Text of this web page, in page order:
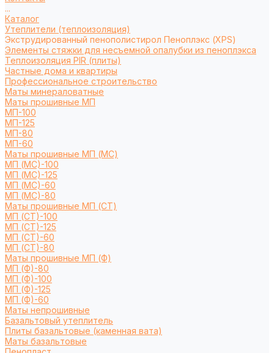
...
Каталог
Утеплители (теплоизоляция)
Экструдированный пенополистирол Пеноплэкс (XPS)
Элементы стяжки для несъемной опалубки из пеноплэкса
Теплоизоляция PIR (плиты)
Частные дома и квартиры
Профессиональное строительство
Маты минераловатные
Маты прошивные МП
МП-100
МП-125
МП-80
МП-60
Маты прошивные МП (МС)
МП (МС)-100
МП (МС)-125
МП (МС)-60
МП (МС)-80
Маты прошивные МП (СТ)
МП (СТ)-100
МП (СТ)-125
МП (СТ)-60
МП (СТ)-80
Маты прошивные МП (Ф)
МП (Ф)-80
МП (Ф)-100
МП (Ф)-125
МП (Ф)-60
Маты непрошивные
Базальтовый утеплитель
Плиты базальтовые (каменная вата)
Маты базальтовые